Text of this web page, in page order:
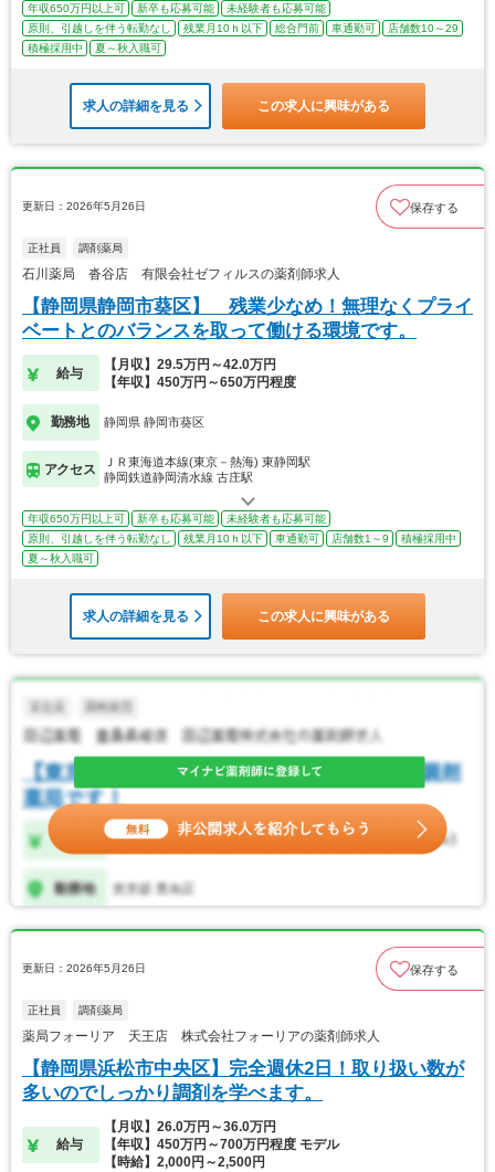
年収650万円以上可 新卒も応募可能
未経験者も応募可能
原則、引越しを伴う転勤なし
残業月10ｈ以下 総合門前 車通勤可
店舗数10～29
積極採用中
夏～秋入職可
求人の詳細を見る この求人に興味がある
更新日：2026年5月26日 保存する
正社員 調剤薬局
石川薬局 沓谷店 有限会社ゼフィルスの薬剤師求人
【静岡県静岡市葵区】 残業少なめ！無理なくプライ
ベートとのバランスを取って働ける環境です。
給与
【月収】29.5万円～42.0万円
【年収】450万円～650万円程度
勤務地 静岡県 静岡市葵区
アクセス
ＪＲ東海道本線(東京－熱海) 東静岡駅
静岡鉄道静岡清水線 古庄駅
年収650万円以上可 新卒も応募可能
未経験者も応募可能
原則、引越しを伴う転勤なし
残業月10ｈ以下 車通勤可 店舗数1～9
積極採用中
夏～秋入職可
求人の詳細を見る この求人に興味がある
更新日：2026年5月26日 保存する
正社員 調剤薬局
薬局フォーリア 天王店 株式会社フォーリアの薬剤師求人
【静岡県浜松市中央区】完全週休2日！取り扱い数が
多いのでしっかり調剤を学べます。
給与
【月収】26.0万円～36.0万円
【年収】450万円～700万円程度 モデル
【時給】2,000円～2,500円